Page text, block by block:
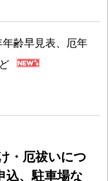
年齢早見表、厄年
・厄祓いにつ
込、駐車場な